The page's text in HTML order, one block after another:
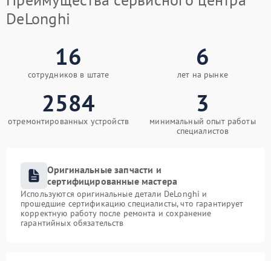
DeLonghi
16
сотрудников в штате
6
лет на рынке
2584
отремонтированных устройств
3
минимальный опыт работы
специалистов
Оригинальные запчасти и
сертифицированные мастера
Используются оригинальные детали DeLonghi и
прошедшие сертификацию специалисты, что гарантирует
корректную работу после ремонта и сохранение
гарантийных обязательств